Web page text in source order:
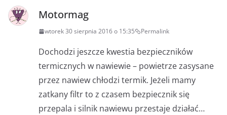
Motormag
wtorek 30 sierpnia 2016 o 15:35 Permalink
Dochodzi jeszcze kwestia bezpieczników
termicznych w nawiewie – powietrze zasysane
przez nawiew chłodzi termik. Jeżeli mamy
zatkany filtr to z czasem bezpiecznik się
przepala i silnik nawiewu przestaje działać…